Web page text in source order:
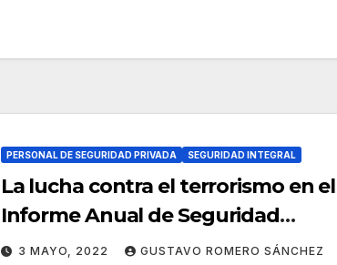
PERSONAL DE SEGURIDAD PRIVADA SEGURIDAD INTEGRAL
La lucha contra el terrorismo en el
Informe Anual de Seguridad
Nacional de 2021.
3 MAYO, 2022 GUSTAVO ROMERO SÁNCHEZ